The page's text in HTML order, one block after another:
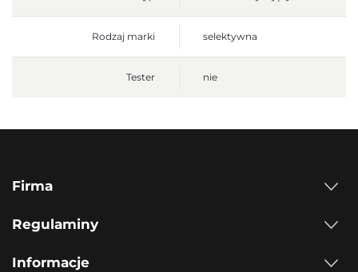
Rodzaj marki selektywna
Tester nie
Firma
Regulaminy
Informacje